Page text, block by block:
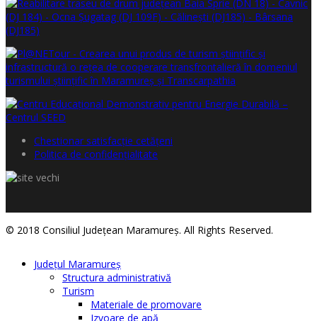
Chestionar satisfacţie cetăţeni
Politica de confidențialitate
© 2018 Consiliul Judeţean Maramureş. All Rights Reserved.
Judeţul Maramureş
Structura administrativă
Turism
Materiale de promovare
Izvoare de apă